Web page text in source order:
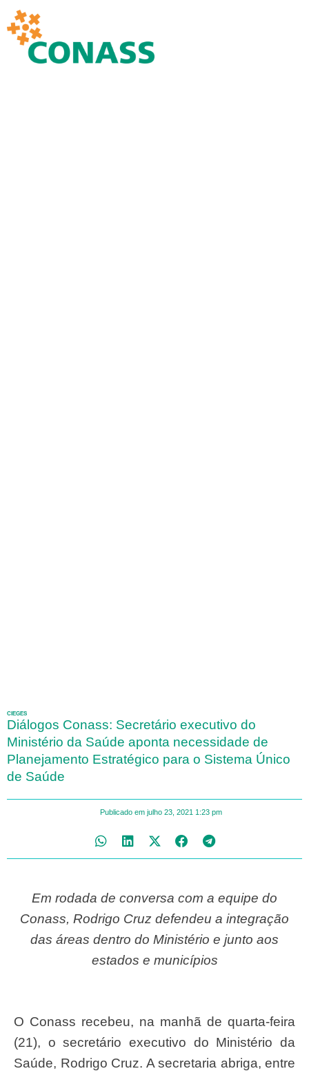
CIEGES
Diálogos Conass: Secretário executivo do
Ministério da Saúde aponta necessidade de
Planejamento Estratégico para o Sistema Único
de Saúde
Publicado em julho 23, 2021 1:23 pm
Em rodada de conversa com a equipe do
Conass, Rodrigo Cruz defendeu a integração
das áreas dentro do Ministério e junto aos
estados e municípios
O Conass recebeu, na manhã de quarta-feira
(21), o secretário executivo do Ministério da
Saúde, Rodrigo Cruz. A secretaria abriga, entre